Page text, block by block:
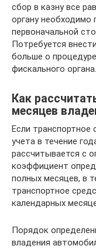
сбор в казну все
органу
первоначальной
Потребуется
больше о
фискального органа.
Как
месяцев
Если транспортное
учета в течение
рассчитывается с
коэффициент
полных месяцев, в
транспортное
календарных
Порядок
владения